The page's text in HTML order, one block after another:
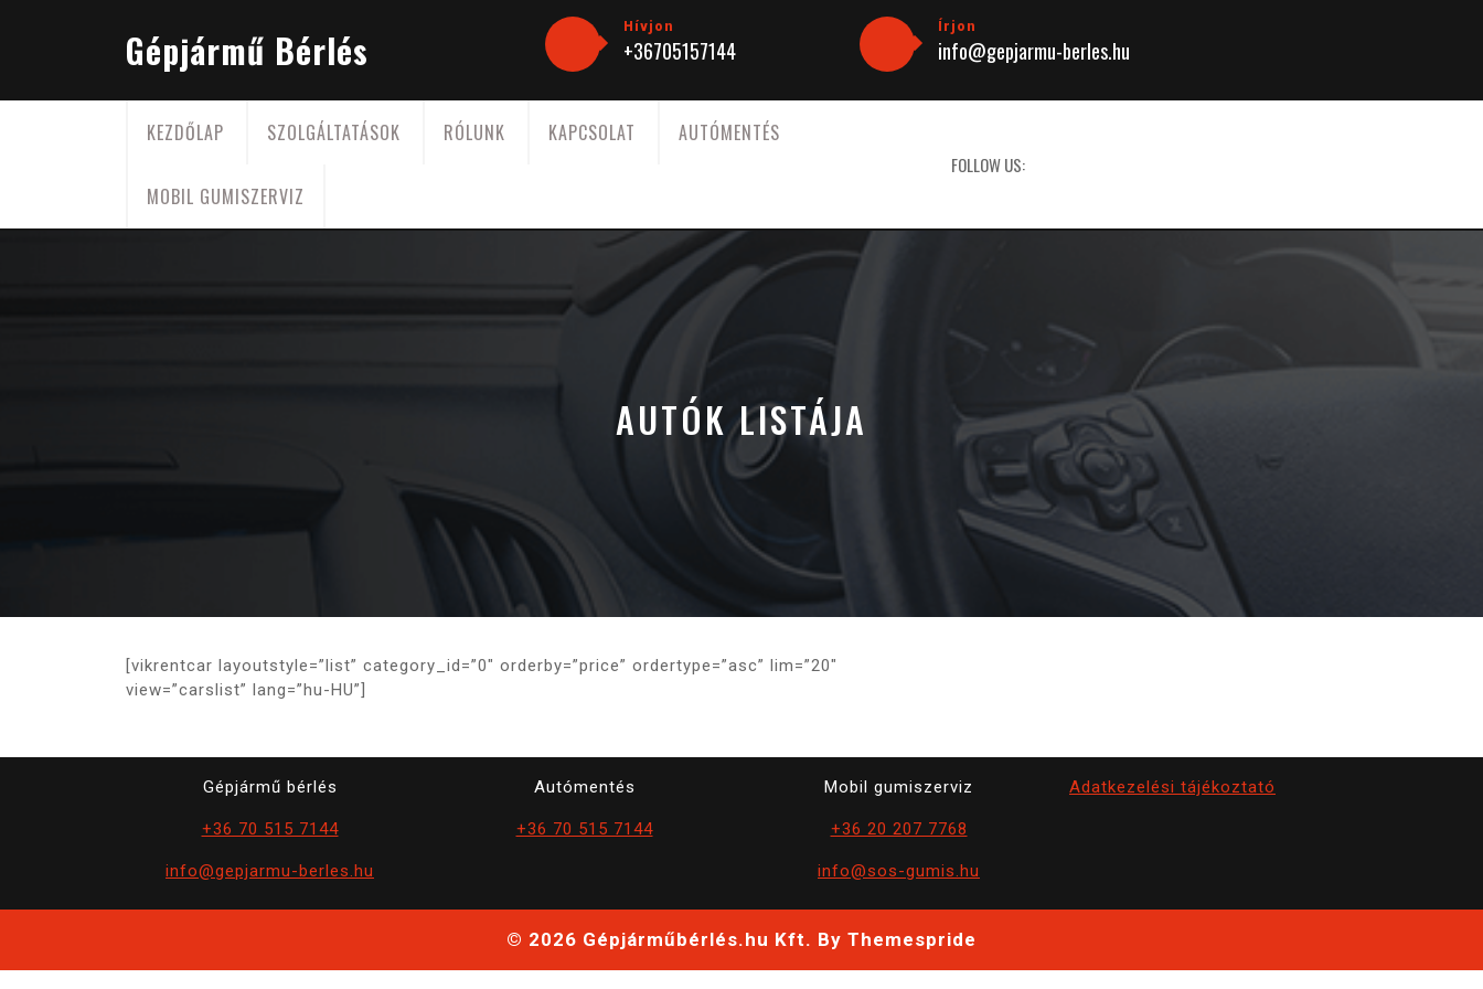
Gépjármű Bérlés Hívjon
+36705157144
Írjon
info@gepjarmu-berles.hu
KEZDŐLAP SZOLGÁLTATÁSOK RÓLUNK KAPCSOLAT AUTÓMENTÉS
MOBIL GUMISZERVIZ
FOLLOW US:
AUTÓK LISTÁJA
[vikrentcar layoutstyle=”list” category_id=”0″ orderby=”price” ordertype=”asc” lim=”20″
view=”carslist” lang=”hu-HU”]
Gépjármű bérlés
+36 70 515 7144
info@gepjarmu-berles.hu
Autómentés
+36 70 515 7144
Mobil gumiszerviz
+36 20 207 7768
info@sos-gumis.hu
Adatkezelési tájékoztató
© 2026 Gépjárműbérlés.hu Kft. By Themespride